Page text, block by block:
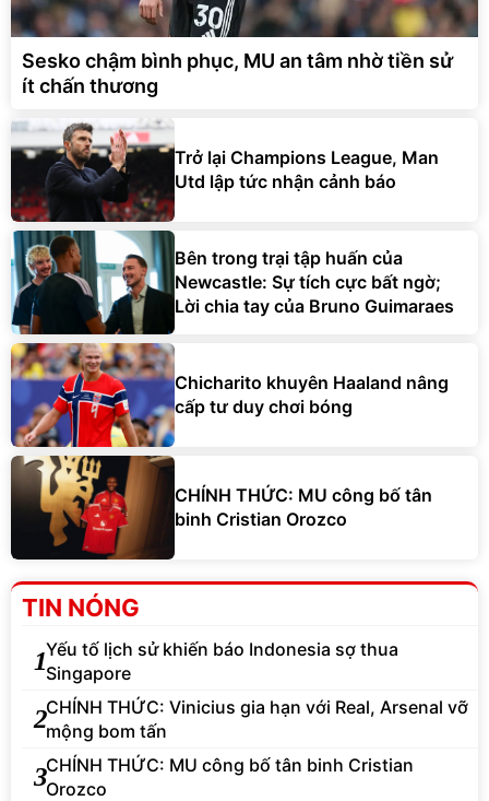
Sesko chậm bình phục, MU an tâm nhờ tiền sử
ít chấn thương
Trở lại Champions League, Man
Utd lập tức nhận cảnh báo
Bên trong trại tập huấn của
Newcastle: Sự tích cực bất ngờ;
Lời chia tay của Bruno Guimaraes
Chicharito khuyên Haaland nâng
cấp tư duy chơi bóng
CHÍNH THỨC: MU công bố tân
binh Cristian Orozco
TIN NÓNG
1Yếu tố lịch sử khiến báo Indonesia sợ thua
Singapore
2CHÍNH THỨC: Vinicius gia hạn với Real, Arsenal vỡ
mộng bom tấn
3CHÍNH THỨC: MU công bố tân binh Cristian
Orozco